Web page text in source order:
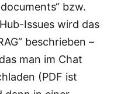
bzw.
Issues wird das
beschrieben –
man im Chat
(PDF ist